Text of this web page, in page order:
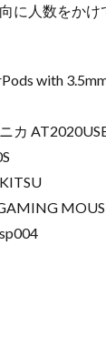
に人数をか
with
カ